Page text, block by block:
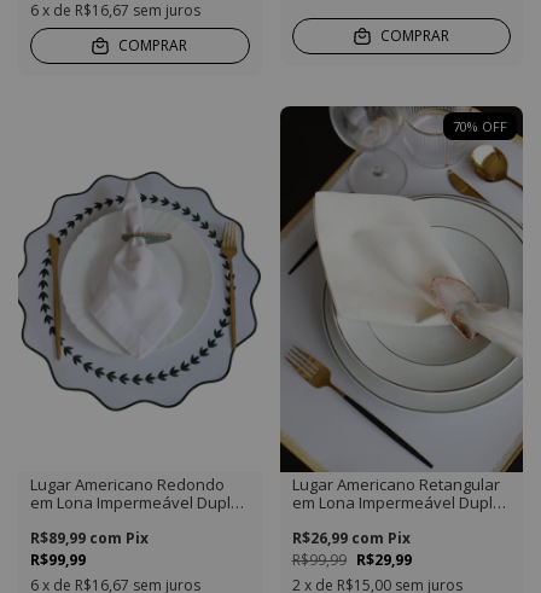
6x de R$16,67 sem juros
COMPRAR
COMPRAR
Lugar Americano Redondo
em Lona Impermeável Duplo
Verde Musgo
R$99,99
R$89,99 com Pix
6x de R$16,67 sem juros
70% OFF
Lugar Americano Retangular
em Lona Impermeável Duplo
Dourado
R$99,99 R$29,99
R$26,99 com Pix
2 x de R$15,00 sem juros